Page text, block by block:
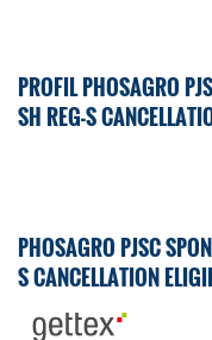
PROFIL PHOSAGRO
SH REG-S
PHOSAGRO PJSC
S CANCELLATION